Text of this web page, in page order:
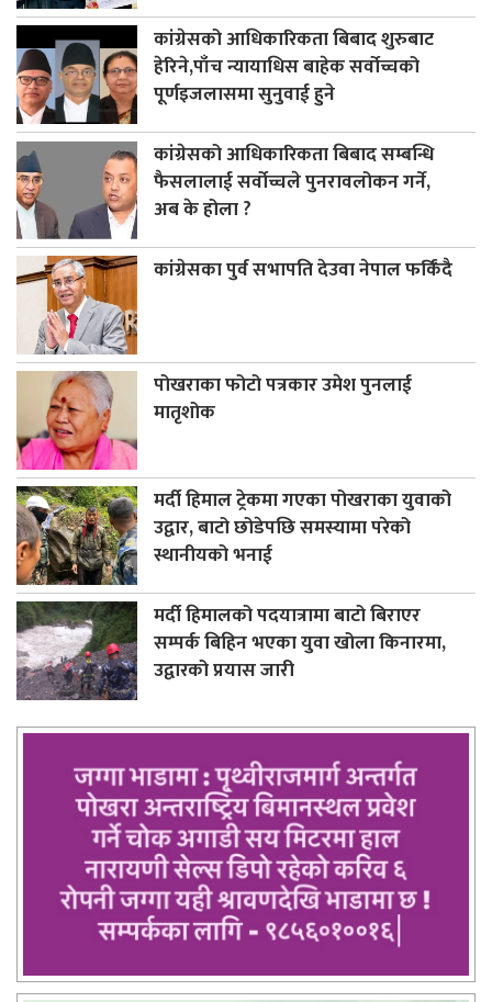
कांग्रेसको आधिकारिकता बिबाद शुरुबाट
हेरिने,पाँच न्यायाधिस बाहेक सर्वोच्चको
पूर्णइजलासमा सुनुवाई हुने
कांग्रेसको आधिकारिकता बिबाद सम्बन्धि
फैसलालाई सर्वोच्चले पुनरावलोकन गर्ने,
अब के होला ?
कांग्रेसका पुर्व सभापति देउवा नेपाल फर्किंदै
पोखराका फोटो पत्रकार उमेश पुनलाई
मातृशोक
मर्दी हिमाल ट्रेकमा गएका पोखराका युवाको
उद्वार, बाटो छोडेपछि समस्यामा परेको
स्थानीयको भनाई
मर्दी हिमालको पदयात्रामा बाटो बिराएर
सम्पर्क बिहिन भएका युवा खोला किनारमा,
उद्वारको प्रयास जारी